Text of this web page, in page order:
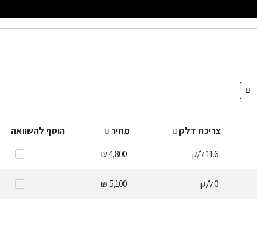
צריכת דלק מחיר
הוסף להשוואה
11.6ל/ק 4,800 ₪
0ל/ק 5,100 ₪